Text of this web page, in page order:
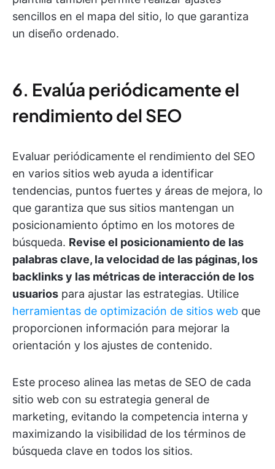
sencillos en el mapa del sitio, lo que garantiza
un diseño ordenado.
6. Evalúa periódicamente el
rendimiento del SEO
Evaluar periódicamente el rendimiento del SEO
en varios sitios web ayuda a identificar
tendencias, puntos fuertes y áreas de mejora, lo
que garantiza que sus sitios mantengan un
posicionamiento óptimo en los motores de
búsqueda. Revise el posicionamiento de las
palabras clave, la velocidad de las páginas, los
backlinks y las métricas de interacción de los
usuarios para ajustar las estrategias. Utilice
herramientas de optimización de sitios web que
proporcionen información para mejorar la
orientación y los ajustes de contenido.
Este proceso alinea las metas de SEO de cada
sitio web con su estrategia general de
marketing, evitando la competencia interna y
maximizando la visibilidad de los términos de
búsqueda clave en todos los sitios.